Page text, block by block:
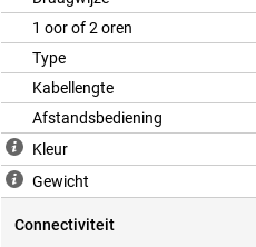
1 oor of 2 oren
Type
Kabellengte
Afstandsbediening
Kleur
Gewicht
Connectiviteit